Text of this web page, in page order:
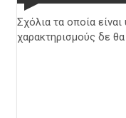
Σχόλια τα οποία
χαρακτηρισμούς δε